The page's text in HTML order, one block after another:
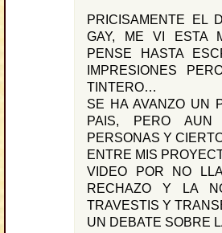
PRICISAMENTE EL
GAY, ME VI ESTA
PENSE HASTA
IMPRESIONES
TINTERO…
SE HA AVANZO UN
PAIS, PERO AUN
PERSONAS Y
ENTRE MIS
VIDEO POR NO
RECHAZO Y LA
TRAVESTIS Y
UN DEBATE SOBRE